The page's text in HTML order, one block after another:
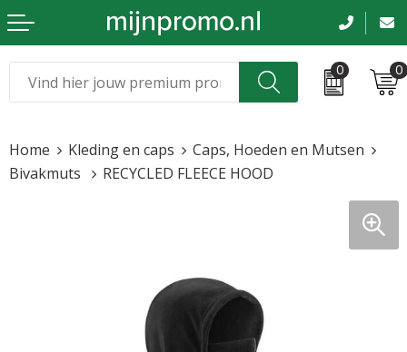
0 0
Kleding & caps
Tassen en reizen
Beurs en evenementen
Sinterklaas
Home Kleding en caps
Caps, Hoeden en Mutsen
Bivakmuts
RECYCLED FLEECE HOOD